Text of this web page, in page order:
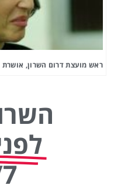
ראש מועצת דרום השרון, אושרת